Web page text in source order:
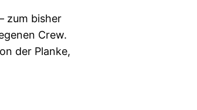
zum bisher
Crew.
der Planke,